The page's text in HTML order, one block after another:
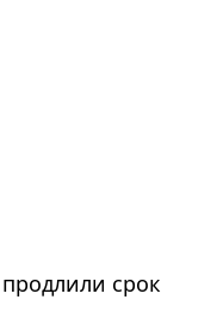
срок